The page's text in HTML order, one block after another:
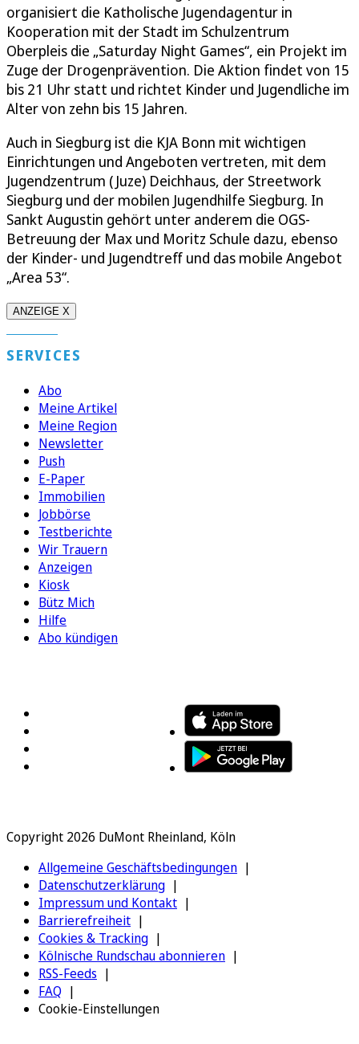
organisiert die Katholische Jugendagentur in
Kooperation mit der Stadt im Schulzentrum
Oberpleis die „Saturday Night Games“, ein Projekt im
Zuge der Drogenprävention. Die Aktion findet von 15
bis 21 Uhr statt und richtet Kinder und Jugendliche im
Alter von zehn bis 15 Jahren.
Auch in Siegburg ist die KJA Bonn mit wichtigen
Einrichtungen und Angeboten vertreten, mit dem
Jugendzentrum (Juze) Deichhaus, der Streetwork
Siegburg und der mobilen Jugendhilfe Siegburg. In
Sankt Augustin gehört unter anderem die OGS-
Betreuung der Max und Moritz Schule dazu, ebenso
der Kinder- und Jugendtreff und das mobile Angebot
„Area 53“.
ANZEIGE X
SERVICES
Abo
Meine Artikel
Meine Region
Newsletter
Push
E-Paper
Immobilien
Jobbörse
Testberichte
Wir Trauern
Anzeigen
Kiosk
Bütz Mich
Hilfe
Abo kündigen
Copyright 2026 DuMont Rheinland, Köln
Allgemeine Geschäftsbedingungen
Datenschutzerklärung
Impressum und Kontakt
Barrierefreiheit
Cookies & Tracking
Kölnische Rundschau abonnieren
RSS-Feeds
FAQ
Cookie-Einstellungen